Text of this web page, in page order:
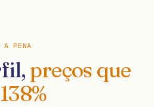
A PENA
preços que
138%